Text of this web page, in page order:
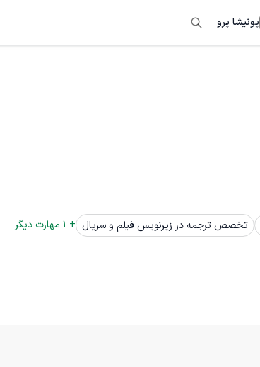
پونیشا پرو
تخصص ترجمه در زیرنویس فیلم و سریال +
1 مهارت دیگر